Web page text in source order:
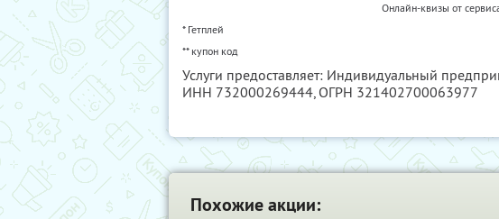
Онлайн-квизы от
* Гетплей
** купон код
Услуги предоставляет: Индивидуальный
ИНН 732000269444, ОГРН 321402700063977
Похожие акции: